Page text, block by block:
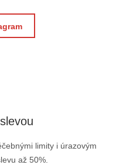
limity i úrazovým
až 50%.